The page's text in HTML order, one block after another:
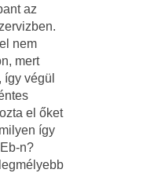
az
nem
mert
végül
el őket
így
n?